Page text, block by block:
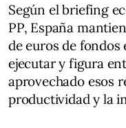
Según el briefing
PP, España
de euros de fondos
ejecutar y figura
aprovechado esos
productividad y la